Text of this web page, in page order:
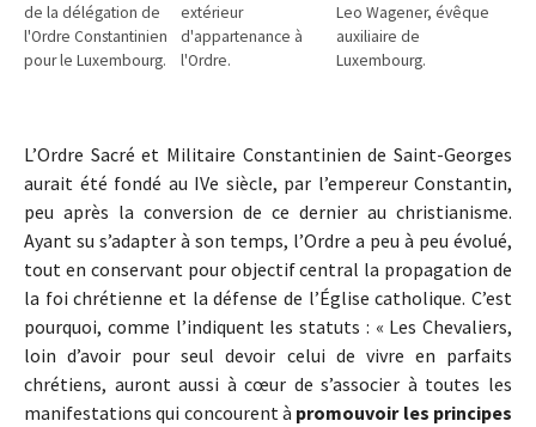
de la délégation de
l'Ordre Constantinien
pour le Luxembourg.
extérieur
d'appartenance à
l'Ordre.
Leo Wagener, évêque
auxiliaire de
Luxembourg.
L’Ordre Sacré et Militaire Constantinien de Saint-Georges
aurait été fondé au IVe siècle, par l’empereur Constantin,
peu après la conversion de ce dernier au christianisme.
Ayant su s’adapter à son temps, l’Ordre a peu à peu évolué,
tout en conservant pour objectif central la propagation de
la foi chrétienne et la défense de l’Église catholique. C’est
pourquoi, comme l’indiquent les statuts : « Les Chevaliers,
loin d’avoir pour seul devoir celui de vivre en parfaits
chrétiens, auront aussi à cœur de s’associer à toutes les
manifestations qui concourent à promouvoir les principes